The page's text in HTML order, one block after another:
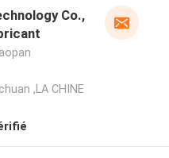
Co.,
,LA CHINE